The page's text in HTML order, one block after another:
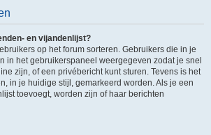
en vijandenlijst?
op het forum sorteren. Gebruikers die in je
in het gebruikerspaneel weergegeven zodat je snel
zijn, of een privébericht kunt sturen. Tevens is het
in je huidige stijl, gemarkeerd worden. Als je een
toevoegt, worden zijn of haar berichten